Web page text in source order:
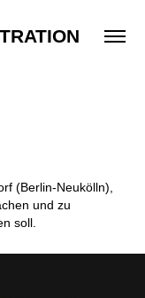
(Berlin-Neukölln),
und zu
soll.